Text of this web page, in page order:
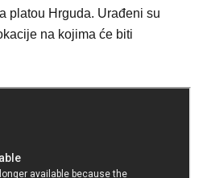
platou Hrguda. Urađeni su
na kojima će biti